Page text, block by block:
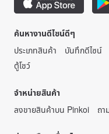
ค้นหางานดีไซน์ดีๆ
ประเภทสินค้า
บันทึกดีไซน์
ตู้โชว์
จำหน่ายสินค้า
ลงขายสินค้าบน Pinkoi
ถา